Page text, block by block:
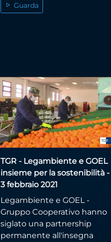
Guarda
TGR - Legambiente e GOEL
insieme per la sostenibilità -
3 febbraio 2021
Legambiente e GOEL -
Gruppo Cooperativo hanno
siglato una partnership
permanente all'insegna